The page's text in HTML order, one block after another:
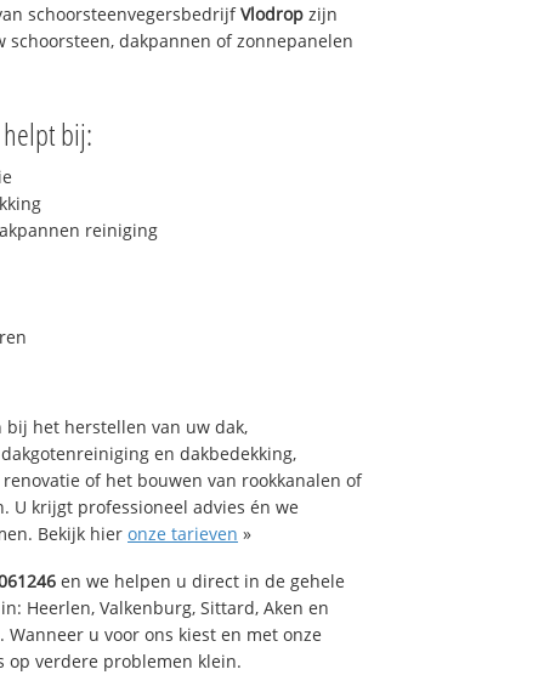
schoorsteenvegersbedrijfVlodrop zijn
dakpannen of zonnepanelen
bij:
reiniging
bij het herstellen van uw dak,
en dakbedekking,
of het bouwen van rookkanalen of
U krijgt professioneel advies én we
Bekijk hier onze tarieven »
en we helpen u direct in de gehele
Heerlen, Valkenburg, Sittard, Aken en
u voor ons kiest en met onze
op verdere problemen klein.